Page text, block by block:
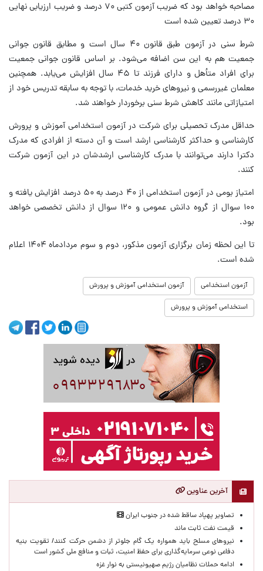
مصاحبه خواهد بود که ضریب آزمون کتبی ۷۰ درصد و ضریب ارزیابی نهایی
۳۰ درصد تعیین شده است
شرط سنی در آزمون طبق قانون ۴۰ سال است و مطابق قانون جوانی
جمعیت هم به این سن اضافه می‌شود. بر اساس قانون جوانی جمعیت
برای افراد متأهل و دارای فرزند تا ۴۵ سال افزایش می‌یابد. همچنین
معلمان غیررسمی و نیروهای خرید خدمات، با توجه به سابقه تدریس خود از
امتیازاتی مانند کاهش شرط سنی برخوردار خواهند شد.
حداقل مدرک تحصیلی برای شرکت در آزمون استخدامی آموزش و پرورش
کارشناسی و حداکثر کارشناسی ارشد است و آن دسته از افرادی که مدرک
دکترا دارند می‌توانند با مدرک کارشناسی ارشدشان در این آزمون شرکت
کنند.
امتیاز بومی در آزمون استخدامی از ۴۰ درصد به ۵۰ درصد افزایش یافته و
۱۰۰ سوال از گروه دانش عمومی و ۱۲۰ سوال از دانش تخصصی خواهد
بود.
تا این لحظه زمان برگزاری آزمون مذکور، دوم و سوم مردادماه ۱۴۰۴ اعلام
شده است.
آزمون استخدامی آزمون استخدامی آموزش و پرورش
استخدامی آموزش و پرورش
آخرین عناوین
تصاویر پهپاد ساقط شده در جنوب ایران
قیمت نفت ثابت ماند
نیروهای مسلح باید همواره یک گام جلوتر از دشمن حرکت کنند/ تقویت بنیه
دفاعی نوعی سرمایه‌گذاری برای حفظ امنیت، ثبات و منافع ملی کشور است
ادامه حملات نظامیان رژیم صهیونیستی به نوار غزه